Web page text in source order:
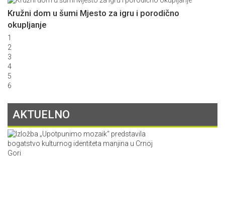
Kružni dom u šumi Mjesto za igru i porodično
okupljanje
1
2
3
4
5
6
AKTUELNO